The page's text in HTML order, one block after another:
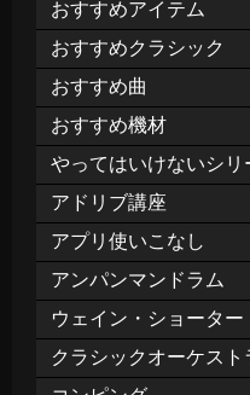
おすすめアイテム
おすすめクラシック
おすすめ曲
おすすめ機材
やってはいけないシリ
アドリブ講座
アプリ使いこなし
アンパンマンドラム
ウェイン・ショーター
クラシックオーケスト